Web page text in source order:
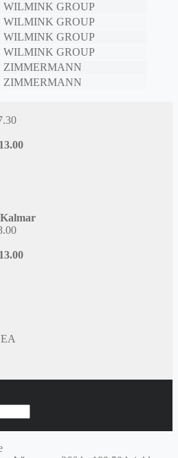
WILMINK GROUP
WILMINK GROUP
WILMINK GROUP
WILMINK GROUP
ZIMMERMANN
ZIMMERMANN